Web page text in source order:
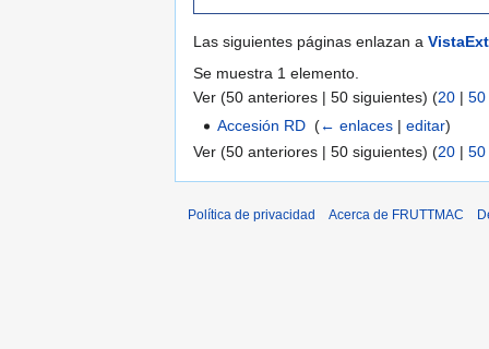
Las siguientes páginas enlazan a
Se muestra 1 elemento.
Ver (50 anteriores | 50 siguientes) (20 | 50
Accesión RD ‎(← enlaces |editar)
Ver (50 anteriores | 50 siguientes) (20 | 50
Política de privacidad Acerca de FRUTTMAC